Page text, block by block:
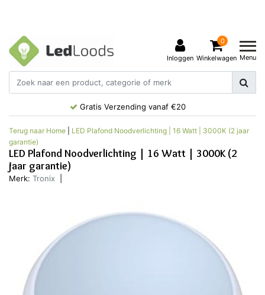
Inloggen
0
Winkelwagen Menu
Gratis Verzending vanaf €20
Terug naar Home
LED Plafond Noodverlichting | 16 Watt | 3000K (2 jaar
garantie)
LED Plafond Noodverlichting | 16 Watt | 3000K (2
jaar garantie)
Merk: Tronix